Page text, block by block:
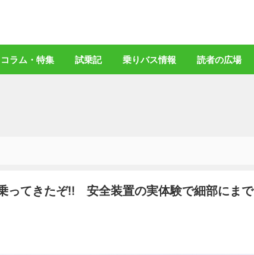
コラム・特集 試乗記 乗りバス情報 読者の広場
ってきたぞ!! 安全装置の実体験で細部にまで